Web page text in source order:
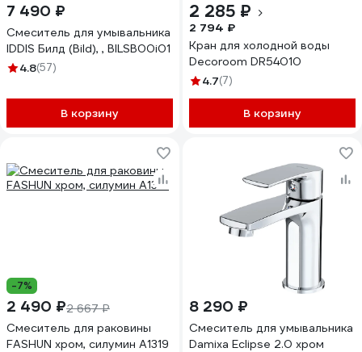
7 490 ₽
Смеситель для умывальника
IDDIS Билд (Bild), , BILSB00i01
4.8(57)
В корзину
2 285 ₽
2 794 ₽
Кран для холодной воды
Decoroom DR54010
4.7(7)
В корзину
-7%
2 490 ₽2 667 ₽
Смеситель для раковины
FASHUN хром, силумин A1319
8 290 ₽
Смеситель для умывальника
Damixa Eclipse 2.0 хром